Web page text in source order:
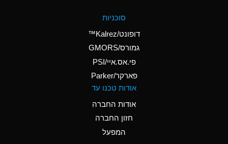
Ammonium Persulfate
Ammonium Phosphate
A
Ammonium Sulfate
A
Amyl Acetate (Banana
סוכניות
דופונט/Kalrez™
גמורס/GMORS
פי.אס.איי/PSI
פארקר/Parker
אודות טכנו עד
אודות החברה
חזון החברה
המפעל